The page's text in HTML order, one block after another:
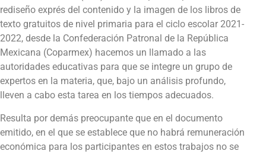
rediseño exprés del contenido y la imagen de los libros de
texto gratuitos de nivel primaria para el ciclo escolar 2021-
2022, desde la Confederación Patronal de la República
Mexicana (Coparmex) hacemos un llamado a las
autoridades educativas para que se integre un grupo de
expertos en la materia, que, bajo un análisis profundo,
lleven a cabo esta tarea en los tiempos adecuados.
Resulta por demás preocupante que en el documento
emitido, en el que se establece que no habrá remuneración
económica para los participantes en estos trabajos no se